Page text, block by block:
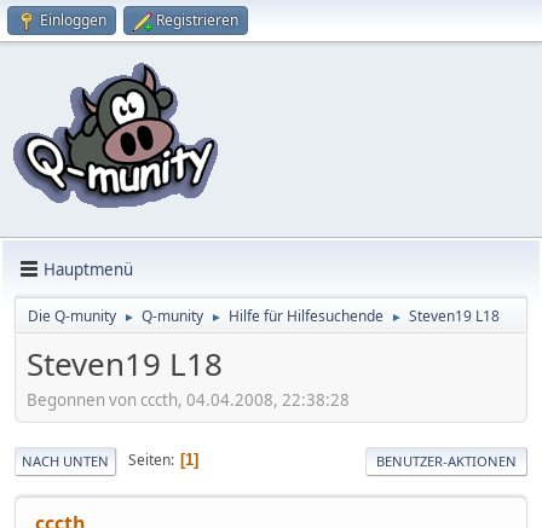
Einloggen Registrieren
Hauptmenü
Die Q-munity ► Q-munity ► Hilfe für Hilfesuchende ► Steven19 L18
Steven19 L18
Begonnen von cccth, 04.04.2008, 22:38:28
NACH UNTEN Seiten 1 BENUTZER-AKTIONEN
cccth